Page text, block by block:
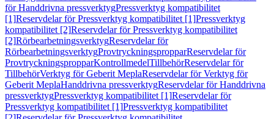
för Handdrivna pressverktygPressverktyg kompatibilitet
[1]Reservdelar för Pressverktyg kompatibilitet [1]Pressverktyg
kompatibilitet [2]Reservdelar för Pressverktyg kompatibilitet
[2]RörbearbetningsverktygReservdelar för
RörbearbetningsverktygProvtryckningspropparReservdelar för
ProvtryckningspropparKontrollmedelTillbehörReservdelar för
TillbehörVerktyg för Geberit MeplaReservdelar för Verktyg för
Geberit MeplaHanddrivna pressverktygReservdelar för Handdrivna
pressverktygPressverktyg kompatibilitet [1]Reservdelar för
Pressverktyg kompatibilitet [1]Pressverktyg kompatibilitet